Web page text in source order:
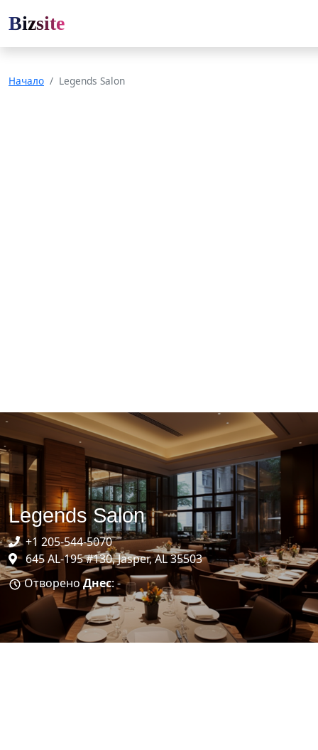
Bizsite
Начало Legends Salon
Legends Salon
+1 205-544-5070
645 AL-195 #130, Jasper, AL 35503
ОтвореноДнес: -